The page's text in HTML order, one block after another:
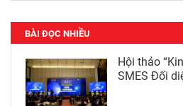
BÀI ĐỌC NHIỀU
Hội thảo
SMES Đối